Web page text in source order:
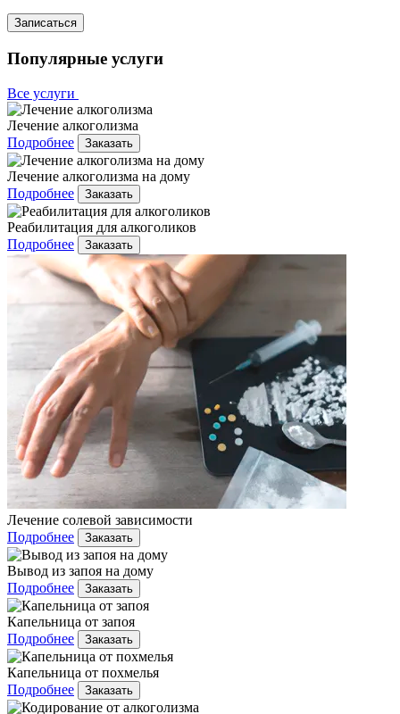
Записаться
Популярные услуги
Все услуги
Лечение алкоголизма
Подробнее
Заказать
Лечение алкоголизма на дому
Подробнее
Заказать
Реабилитация для алкоголиков
Подробнее
Заказать
Лечение солевой зависимости
Подробнее
Заказать
Вывод из запоя на дому
Подробнее
Заказать
Капельница от запоя
Подробнее
Заказать
Капельница от похмелья
Подробнее
Заказать